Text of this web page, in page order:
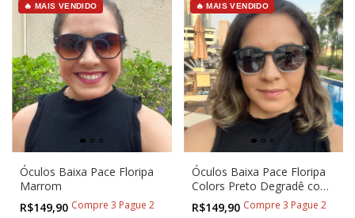
🔥 MAIS VENDIDO
Óculos Baixa Pace Floripa
Marrom
R$149,90 Compre 3 Pague 2
🔥 MAIS VENDIDO
Óculos Baixa Pace Floripa
Colors Preto Degradê com
Prata
R$149,90 Compre 3 Pague 2